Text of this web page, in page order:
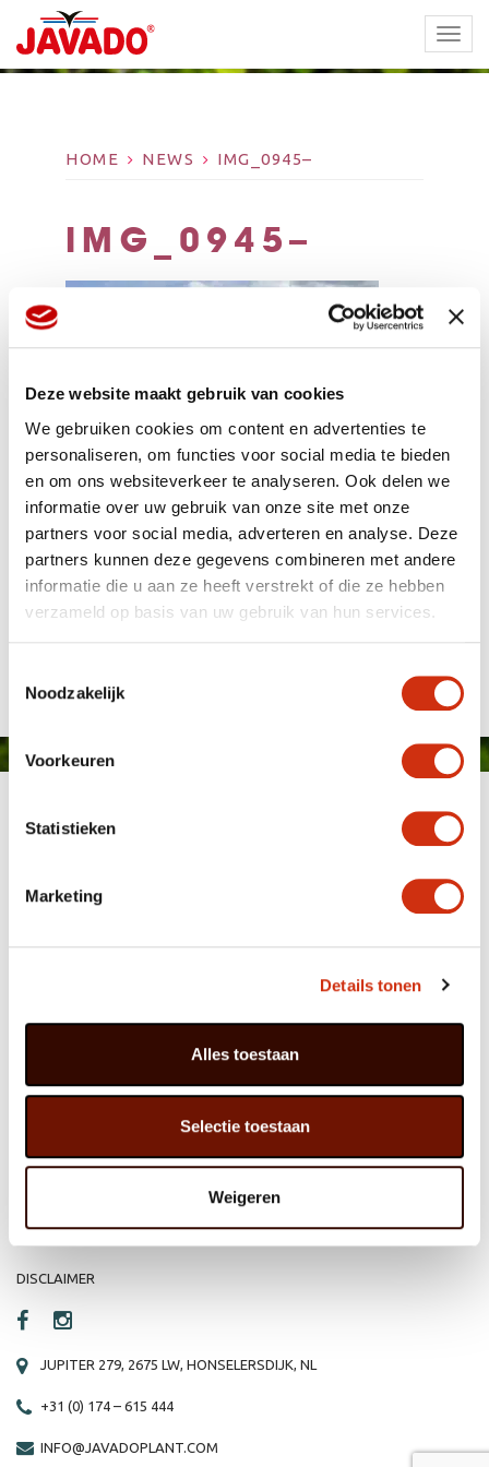
Deze website maakt gebruik van cookies
We gebruiken cookies om content en advertenties te
personaliseren, om functies voor social media te bieden
en om ons websiteverkeer te analyseren. Ook delen we
informatie over uw gebruik van onze site met onze
partners voor social media, adverteren en analyse. Deze
partners kunnen deze gegevens combineren met andere
informatie die u aan ze heeft verstrekt of die ze hebben
verzameld op basis van uw gebruik van hun services.
Noodzakelijk
Voorkeuren
Statistieken
Marketing
Details tonen
Alles toestaan
Selectie toestaan
Weigeren
HOME NEWS IMG_0945–
IMG_0945–
MEMBER OFWBEGROUP
PRODUCTEN VACATURE
PRIVACY STATEMENT
DISCLAIMER
JUPITER 279, 2675 LW, HONSELERSDIJK, NL
+31 (0) 174 – 615 444
INFO@JAVADOPLANT.COM